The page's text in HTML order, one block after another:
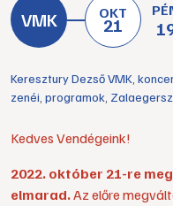
OKT
21
Keresztury Dezső VMK
zenéi programok
Kedves Vendégeink!
2022. október 21-re
elmarad.Az előre